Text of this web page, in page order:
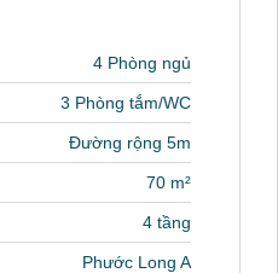
4 Phòng ngủ
3 Phòng tắm/WC
Đường rộng 5m
70 m²
4 tầng
Phước Long A